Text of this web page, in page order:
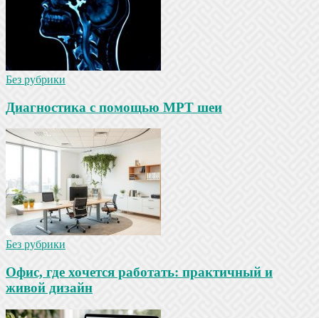
Без рубрики
Диагностика с помощью МРТ шеи
Без рубрики
Офис, где хочется работать: практичный и
живой дизайн